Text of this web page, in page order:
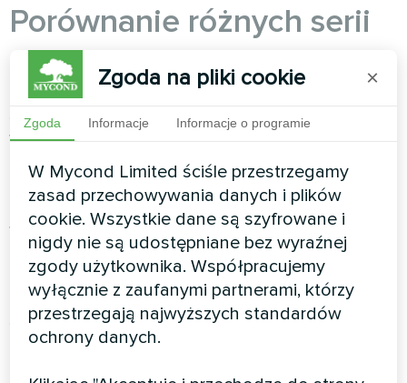
Porównanie różnych serii
pomp ciepła Mycond
Seria BeeEco
(monoblok) również wykazuje
wysoką efektywność w trybie
niskotemperaturowym. Maksymalna
temperatura zasilania sięga +75°C, praca od
-25°C, klasa efektywności energetycznej A+++.
Wyposażona w inwerterową sprężarkę rotacyjną
Highly, wykorzystuje czynnik R32 – idealnie
nadaje się do systemów niskotemperaturowych.
SeriaBeeThermicz technologią EVI
(międzystopniowego wtrysku pary) osiąga
Zgoda na pliki cookie ×
Zgoda Informacje Informacje o programie
W Mycond Limited ściśle przestrzegamy
zasad przechowywania danych i plików
cookie. Wszystkie dane są szyfrowane i
nigdy nie są udostępniane bez wyraźnej
zgody użytkownika. Współpracujemy
wyłącznie z zaufanymi partnerami, którzy
przestrzegają najwyższych standardów
ochrony danych.